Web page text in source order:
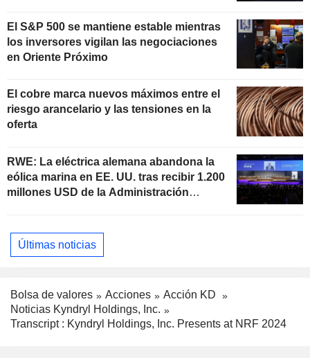
El S&P 500 se mantiene estable mientras
los inversores vigilan las negociaciones
en Oriente Próximo
El cobre marca nuevos máximos entre el
riesgo arancelario y las tensiones en la
oferta
RWE: La eléctrica alemana abandona la
eólica marina en EE. UU. tras recibir 1.200
millones USD de la Administración
Últimas noticias
Bolsa de valores Acciones
Acción KD
Noticias Kyndryl Holdings, Inc.
Transcript : Kyndryl Holdings, Inc. Presents at NRF 2024